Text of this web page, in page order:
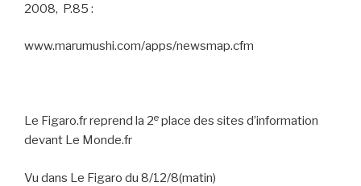
2008, P.85 :
www.marumushi.com/apps/newsmap.cfm
Le Figaro.fr reprend la 2e place des sites d’information
devant Le Monde.fr
Vu dans Le Figaro du 8/12/8(matin)